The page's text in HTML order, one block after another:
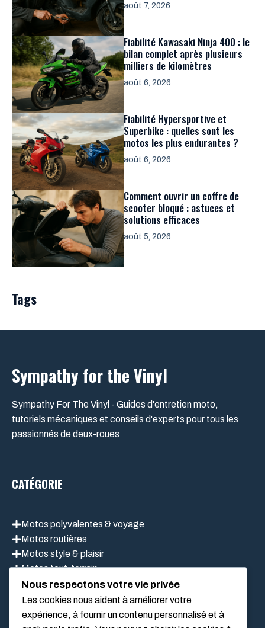
août 7, 2026
Fiabilité Kawasaki Ninja 400 : le
bilan complet après plusieurs
milliers de kilomètres
août 6, 2026
Fiabilité Hypersportive et
Superbike : quelles sont les
motos les plus endurantes ?
août 6, 2026
Comment ouvrir un coffre de
scooter bloqué : astuces et
solutions efficaces
août 5, 2026
Tags
Sympathy for the Vinyl
Sympathy For The Vinyl - Guides d'entretien moto,
tutoriels mécaniques et conseils d'experts pour tous les
passionnés de deux-roues
CATÉGORIE
Motos polyvalentes & voyage
Motos routières
Motos style & plaisir
Motos tout-terrain
Scooter
Nous respectons votre vie privée
Les cookies nous aident à améliorer votre
expérience, à fournir un contenu personnalisé et à